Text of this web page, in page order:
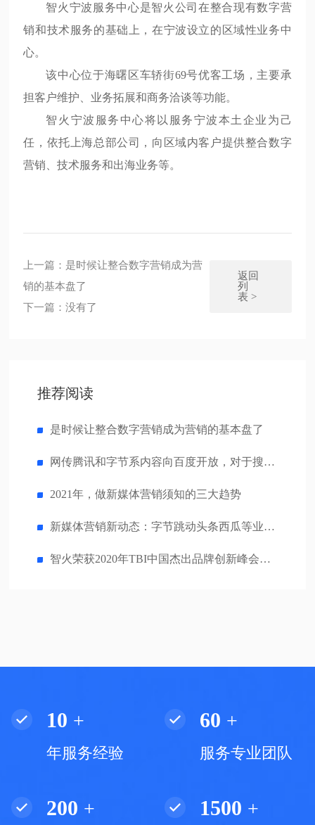
智火宁波服务中心是智火公司在整合现有数字营
销和技术服务的基础上，在宁波设立的区域性业务中
心。
该中心位于海曙区车轿街69号优客工场，主要承
担客户维护、业务拓展和商务洽谈等功能。
智火宁波服务中心将以服务宁波本土企业为己
任，依托上海总部公司，向区域内客户提供整合数字
营销、技术服务和出海业务等。
上一篇： 是时候让整合数字营销成为营
销的基本盘了
下一篇：没有了
返回
列
表 >
推荐阅读
是时候让整合数字营销成为营销的基本盘了
网传腾讯和字节系内容向百度开放，对于搜索营销有什么影响？
2021年，做新媒体营销须知的三大趋势
新媒体营销新动态：字节跳动头条西瓜等业务并入抖音！
智火荣获2020年TBI中国杰出品牌创新峰会双项奖
10 +
年服务经验
60 +
服务专业团队
200 + 1500 +